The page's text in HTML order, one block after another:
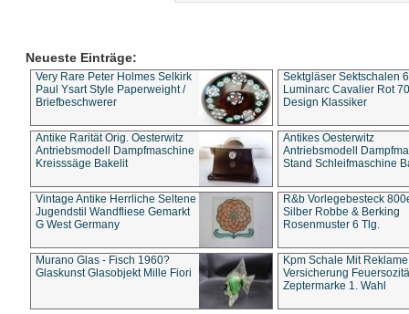
Neueste Einträge:
Very Rare Peter Holmes Selkirk
Paul Ysart Style Paperweight /
Briefbeschwerer
Sektgläser Sektschalen
Luminarc Cavalier Rot
Design Klassiker
Antike Rarität Orig. Oesterwitz
Antriebsmodell Dampfmaschine
Kreisssäge Bakelit
Antikes Oesterwitz
Antriebsmodell
Stand Schleifmaschine
Vintage Antike Herrliche Seltene
Jugendstil Wandfliese Gemarkt
G West Germany
R&b Vorlegebesteck
Silber Robbe & Berking
Rosenmuster 6 Tlg.
Murano Glas - Fisch 1960?
Glaskunst Glasobjekt Mille Fiori
Kpm Schale Mit Reklame
Versicherung
Zeptermarke 1. Wahl